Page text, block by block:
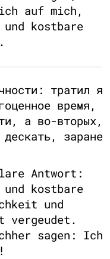
auf mich,
kostbare
тратил я
время,
а во-вторых,
заране
Antwort:
kostbare
und
vergeudet.
sagen: Ich